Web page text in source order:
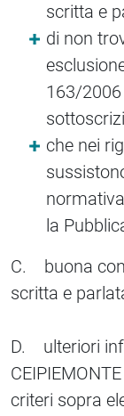
scritta e
di non
163/
che nei
la
C. buona
scritta e
D. ulteriori
criteri sopra